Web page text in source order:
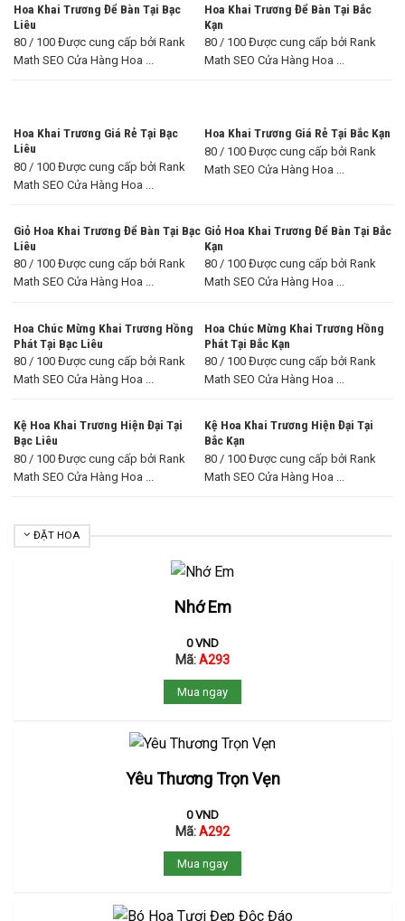
Hoa Khai Trương Để Bàn Tại Bạc
Liêu
80 / 100 Được cung cấp bởi Rank
Math SEO Cửa Hàng Hoa ...
Hoa Khai Trương Để Bàn Tại Bắc
Kạn
80 / 100 Được cung cấp bởi Rank
Math SEO Cửa Hàng Hoa ...
Hoa Khai Trương Giá Rẻ Tại Bạc
Liêu
80 / 100 Được cung cấp bởi Rank
Math SEO Cửa Hàng Hoa ...
Hoa Khai Trương Giá Rẻ Tại Bắc Kạn
80 / 100 Được cung cấp bởi Rank
Math SEO Cửa Hàng Hoa ...
Giỏ Hoa Khai Trương Để Bàn Tại Bạc
Liêu
80 / 100 Được cung cấp bởi Rank
Math SEO Cửa Hàng Hoa ...
Giỏ Hoa Khai Trương Để Bàn Tại Bắc
Kạn
80 / 100 Được cung cấp bởi Rank
Math SEO Cửa Hàng Hoa ...
Hoa Chúc Mừng Khai Trương Hồng
Phát Tại Bạc Liêu
80 / 100 Được cung cấp bởi Rank
Math SEO Cửa Hàng Hoa ...
Hoa Chúc Mừng Khai Trương Hồng
Phát Tại Bắc Kạn
80 / 100 Được cung cấp bởi Rank
Math SEO Cửa Hàng Hoa ...
Kệ Hoa Khai Trương Hiện Đại Tại
Bạc Liêu
80 / 100 Được cung cấp bởi Rank
Math SEO Cửa Hàng Hoa ...
Kệ Hoa Khai Trương Hiện Đại Tại
Bắc Kạn
80 / 100 Được cung cấp bởi Rank
Math SEO Cửa Hàng Hoa ...
ĐẶT HOA
Nhớ Em
0VND
Mã:A293
Mua ngay
Yêu Thương Trọn Vẹn
0VND
Mã:A292
Mua ngay